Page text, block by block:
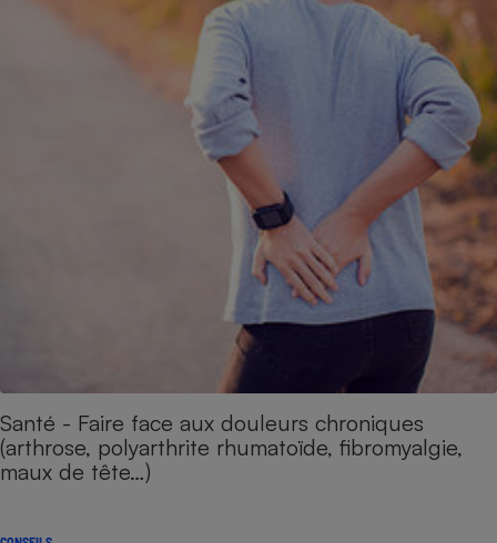
Santé - Faire face aux douleurs chroniques
(arthrose, polyarthrite rhumatoïde, fibromyalgie,
maux de tête…)